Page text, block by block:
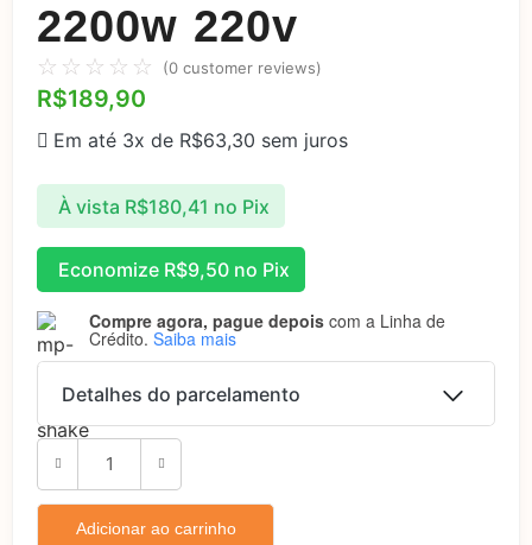
2200w 220v
☆ ☆ ☆ ☆ ☆ (0 customer reviews)
R$189,90
Em até 3x de R$63,30 sem juros
À vista R$180,41 no Pix
Economize R$9,50no Pix
Compre agora, pague depois com a Linha de
Crédito. Saiba mais
Detalhes do parcelamento
Parcelas:
1x deR$189,90
sem juros
Adicionar ao carrinho